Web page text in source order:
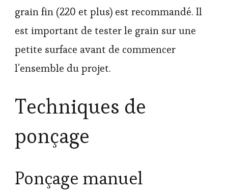
grain fin (220 et plus) est recommandé. Il
est important de tester le grain sur une
petite surface avant de commencer
l’ensemble du projet.
Techniques de
ponçage
Ponçage manuel